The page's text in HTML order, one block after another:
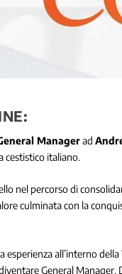
Managerad
cestistico italiano.
nel percorso di
culminata con la
all’interno
General Manager.